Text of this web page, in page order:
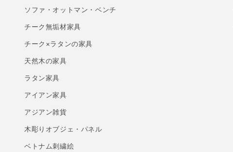
ソファ・オットマン・ベンチ
チーク無垢材家具
チーク×ラタンの家具
天然木の家具
ラタン家具
アイアン家具
アジアン雑貨
木彫りオブジェ・パネル
ベトナム刺繍絵